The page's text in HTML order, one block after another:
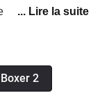
trop
2